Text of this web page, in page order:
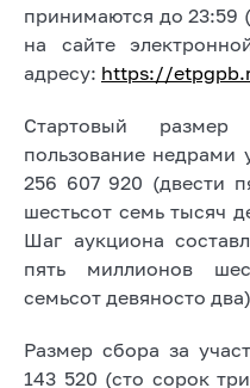
принимаются до 23:59
на сайте
адресу: https://
Стартовый
пользование недрами
256 607 920 (двести
шестьсот семь тысяч
Шаг аукциона
пять миллионов
семьсот девяносто
Размер сбора за
143 520 (сто сорок